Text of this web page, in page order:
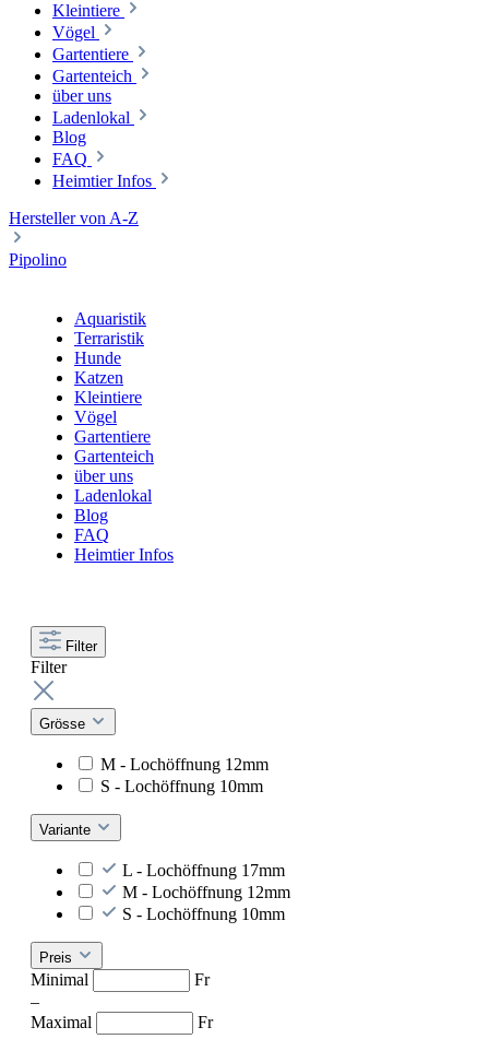
Kleintiere
Vögel
Gartentiere
Gartenteich
über uns
Ladenlokal
Blog
FAQ
Heimtier Infos
Hersteller von A-Z
Pipolino
Aquaristik
Terraristik
Hunde
Katzen
Kleintiere
Vögel
Gartentiere
Gartenteich
über uns
Ladenlokal
Blog
FAQ
Heimtier Infos
Filter
Filter
Grösse
M - Lochöffnung 12mm
S - Lochöffnung 10mm
Variante
L - Lochöffnung 17mm
M - Lochöffnung 12mm
S - Lochöffnung 10mm
Preis
Minimal
Fr
–
Maximal
Fr